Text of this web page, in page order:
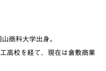
商科大学出身。
高校を経て、現在は倉敷商業